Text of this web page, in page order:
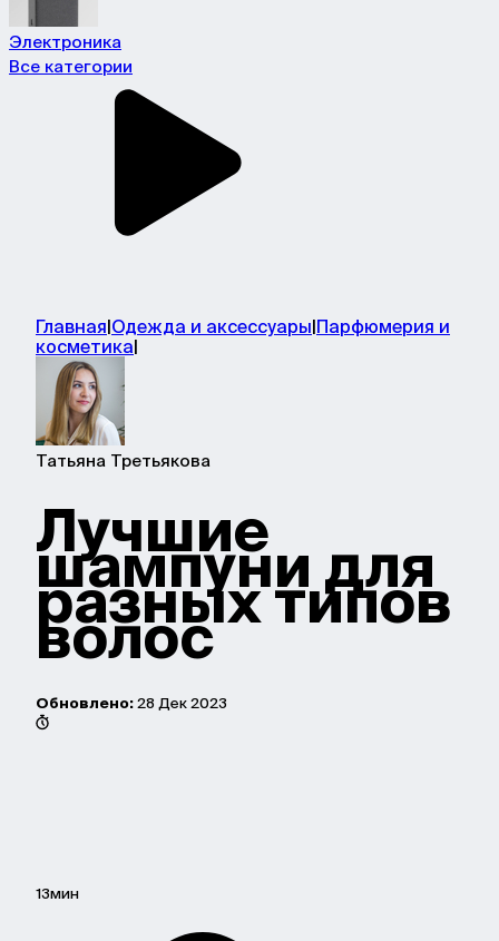
Электроника
Все категории
Главная|Одежда и аксессуары|Парфюмерия и
косметика|
Татьяна Третьякова
Лучшие
шампуни для
разных типов
волос
Обновлено: 28 Дек 2023
13мин